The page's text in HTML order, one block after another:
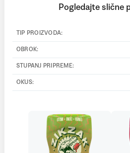
Pogledajte slične
TIP PROIZVODA:
OBROK:
STUPANJ PRIPREME:
OKUS: